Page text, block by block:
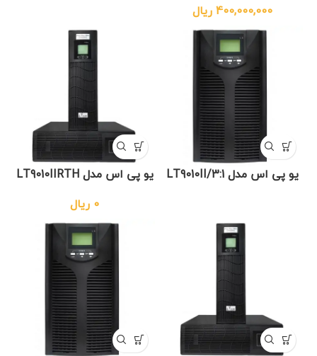
400,000,000ریال
یو پی اس مدل LT9010II/3:1
یو پی اس مدل LT9010IIRTH
0 ریال